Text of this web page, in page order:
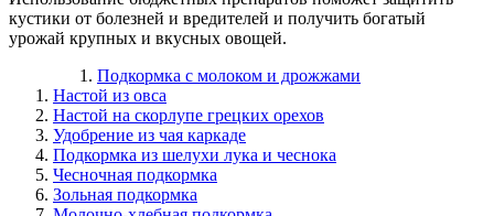
кустики от болезней и вредителей и получить богатый
урожай крупных и вкусных овощей.
Подкормка с молоком и дрожжами
Настой из овса
Настой на скорлупе грецких орехов
Удобрение из чая каркаде
Подкормка из шелухи лука и чеснока
Чесночная подкормка
Зольная подкормка